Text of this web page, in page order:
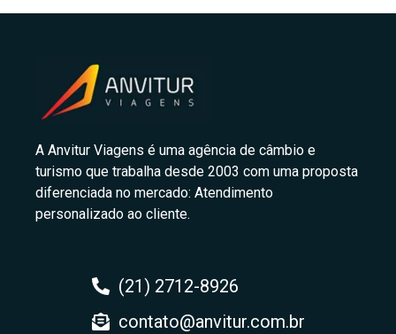
A Anvitur Viagens é uma agência de câmbio e
turismo que trabalha desde 2003 com uma proposta
diferenciada no mercado: Atendimento
personalizado ao cliente.
(21) 2712-8926
contato@anvitur.com.br